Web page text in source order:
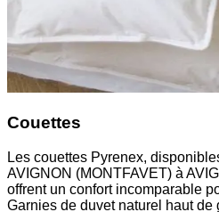
Couettes
Les couettes Pyrenex,
AVIGNON (MONTFAVET) à
offrent un confort incomparable
Garnies de duvet naturel haut